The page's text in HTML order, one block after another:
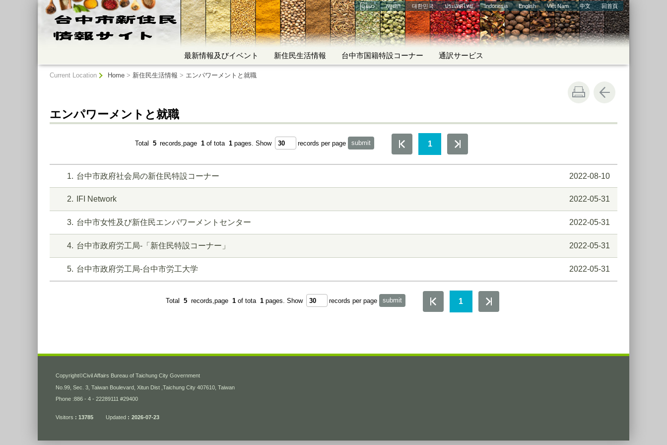
မြန်မာ កម្ពុជា។ 대한민국 ประเทศไทย Indonesia English Việt Nam 中文 回首頁
最新情報及びイベント 新住民生活情報 台中市国籍特設コーナー 通訳サービス
:::
Current Location
Home > 新住民生活情報 > エンパワーメントと就職
エンパワーメントと就職
Total 5 records,page 1 of tota 1 pages. Show records per page 1
1 台中市政府社会局の新住民特設コーナー 2022-08-10
2 IFI Network 2022-05-31
3 台中市女性及び新住民エンパワーメントセンター 2022-05-31
4 台中市政府労工局-「新住民特設コーナー」 2022-05-31
5 台中市政府労工局-台中市労工大学 2022-05-31
Total 5 records,page 1 of tota 1 pages. Show records per page 1
Copyright©Civil Affairs Bureau of Taichung City Government
No.99, Sec. 3, Taiwan Boulevard, Xitun Dist ,Taichung City 407610, Taiwan
Phone :886 - 4 - 22289111 #29400
Visitors 13785 Updated 2026-07-23